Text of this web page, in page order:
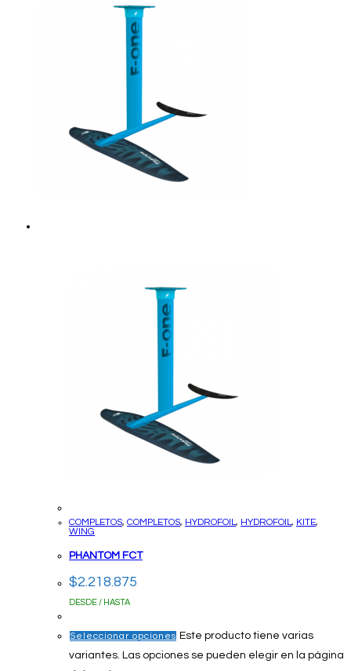
COMPLETOS, COMPLETOS, HYDROFOIL, HYDROFOIL, KITE,
WING
PHANTOM FCT
$2.218.875
DESDE / HASTA
Seleccionar opciones Este producto tiene varias
variantes. Las opciones se pueden elegir en la página